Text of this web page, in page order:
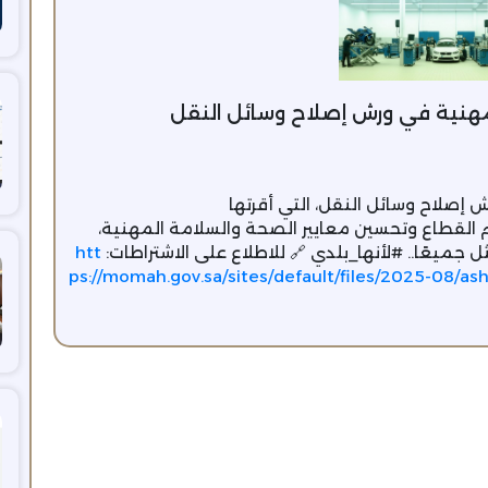
في ورش إصلاح وسائل النقل
وسائل النقل، التي أقرتها
القطاع وتحسين معايير الصحة والسلامة المهنية،
#لأنها_بلدي 🔗 للاطلاع على الاشتراطات: htt
ps://momah.gov.sa/sites/default/files/2025-08/